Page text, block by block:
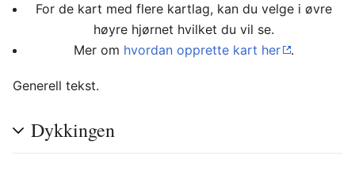
For de kart med flere kartlag, kan du velge i øvre
høyre hjørnet hvilket du vil se.
Mer om hvordan opprette kart her .
Generell tekst.
Dykkingen